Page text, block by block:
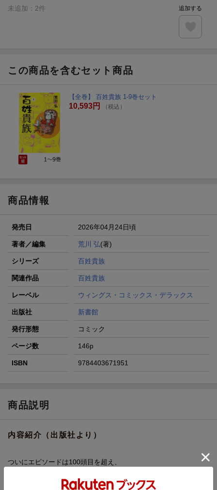
未追加： 2件 追加する
この商品を含むセット商品
【全巻】 百姓貴族 1-9巻セット
10,593円 （税込）
商品情報
発売日 2026年04月24日頃
著者／編集 荒川 弘(著)
シリーズ 百姓貴族
関連作品 百姓貴族
レーベル ウィングス・コミックス・デラックス
出版社 新書館
発行形態 コミック
ページ数 146p
ISBN 9784403671951
商品説明
内容紹介（出版社より）
ついにエピソードは100頭目を超え、
驚きの食材での珍味な料理＆実食など、ますますアグレッシブ